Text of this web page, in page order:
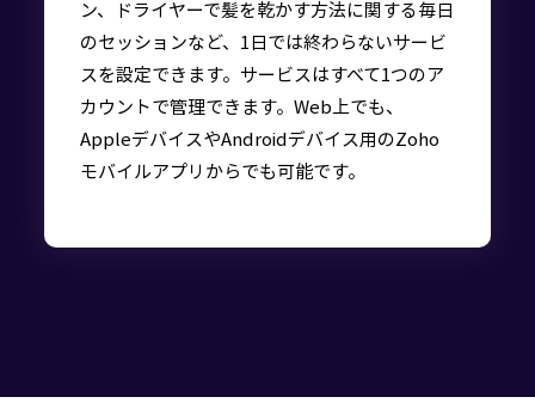
ン、ドライヤーで髪を乾かす方法に関する毎日
のセッションなど、1日では終わらないサービ
スを設定できます。サービスはすべて1つのア
カウントで管理できます。Web上でも、
AppleデバイスやAndroidデバイス用のZoho
モバイルアプリからでも可能です。